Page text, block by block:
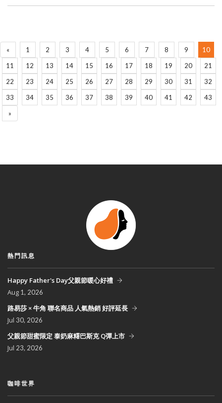
« 1 2 3 4 5 6 7 8 9
10
11
12 13 14 15 16 17 18 19 20
21
22
23 24 25 26 27 28 29 30 31
32
33
34 35 36 37 38 39 40 41 42
43
»
熱門訊息
Happy Father's Day父親節暖心好禮
Aug 1, 2026
路易莎 × 牛角 聯名商品 人氣熱銷 好評延長
Jul 30, 2026
父親節甜蜜限定 泰奶麻糬巴斯克 Q彈上市
Jul 23, 2026
咖啡世界